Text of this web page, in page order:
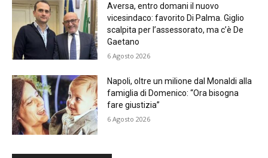
Aversa, entro domani il nuovo
vicesindaco: favorito Di Palma. Giglio
scalpita per l’assessorato, ma c’è De
Gaetano
6 Agosto 2026
Napoli, oltre un milione dal Monaldi alla
famiglia di Domenico: “Ora bisogna
fare giustizia”
6 Agosto 2026